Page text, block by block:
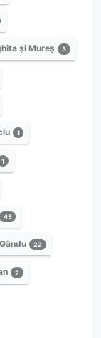
și Mureș 3
1
1
45
22
2